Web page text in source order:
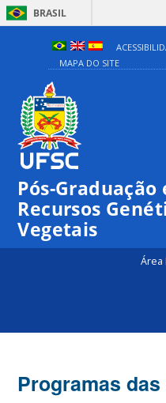
BRASIL
MAPA DO SITE
Pós-Graduação
Recursos
Vegetais
Área
Programas